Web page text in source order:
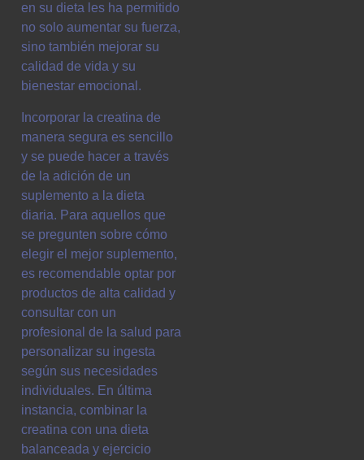
en su dieta les ha permitido
no solo aumentar su fuerza,
sino también mejorar su
calidad de vida y su
bienestar emocional.
Incorporar la creatina de
manera segura es sencillo
y se puede hacer a través
de la adición de un
suplemento a la dieta
diaria. Para aquellos que
se pregunten sobre cómo
elegir el mejor suplemento,
es recomendable optar por
productos de alta calidad y
consultar con un
profesional de la salud para
personalizar su ingesta
según sus necesidades
individuales. En última
instancia, combinar la
creatina con una dieta
balanceada y ejercicio